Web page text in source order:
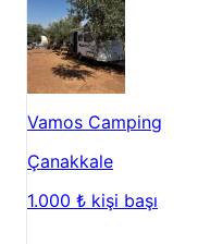
Vamos Camping
Çanakkale
1.000 ₺ kişi başı